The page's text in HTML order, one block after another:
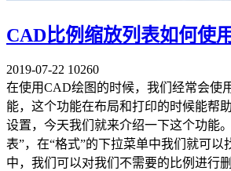
CAD比例缩放列表如何使用
2019-07-22 10260
在使用CAD绘图的时候，我们经常会使
能，这个功能在布局和打印的时候能帮
设置，今天我们就来介绍一下这个功能
表”，在“格式”的下拉菜单中我们就可以
中，我们可以对我们不需要的比例进行